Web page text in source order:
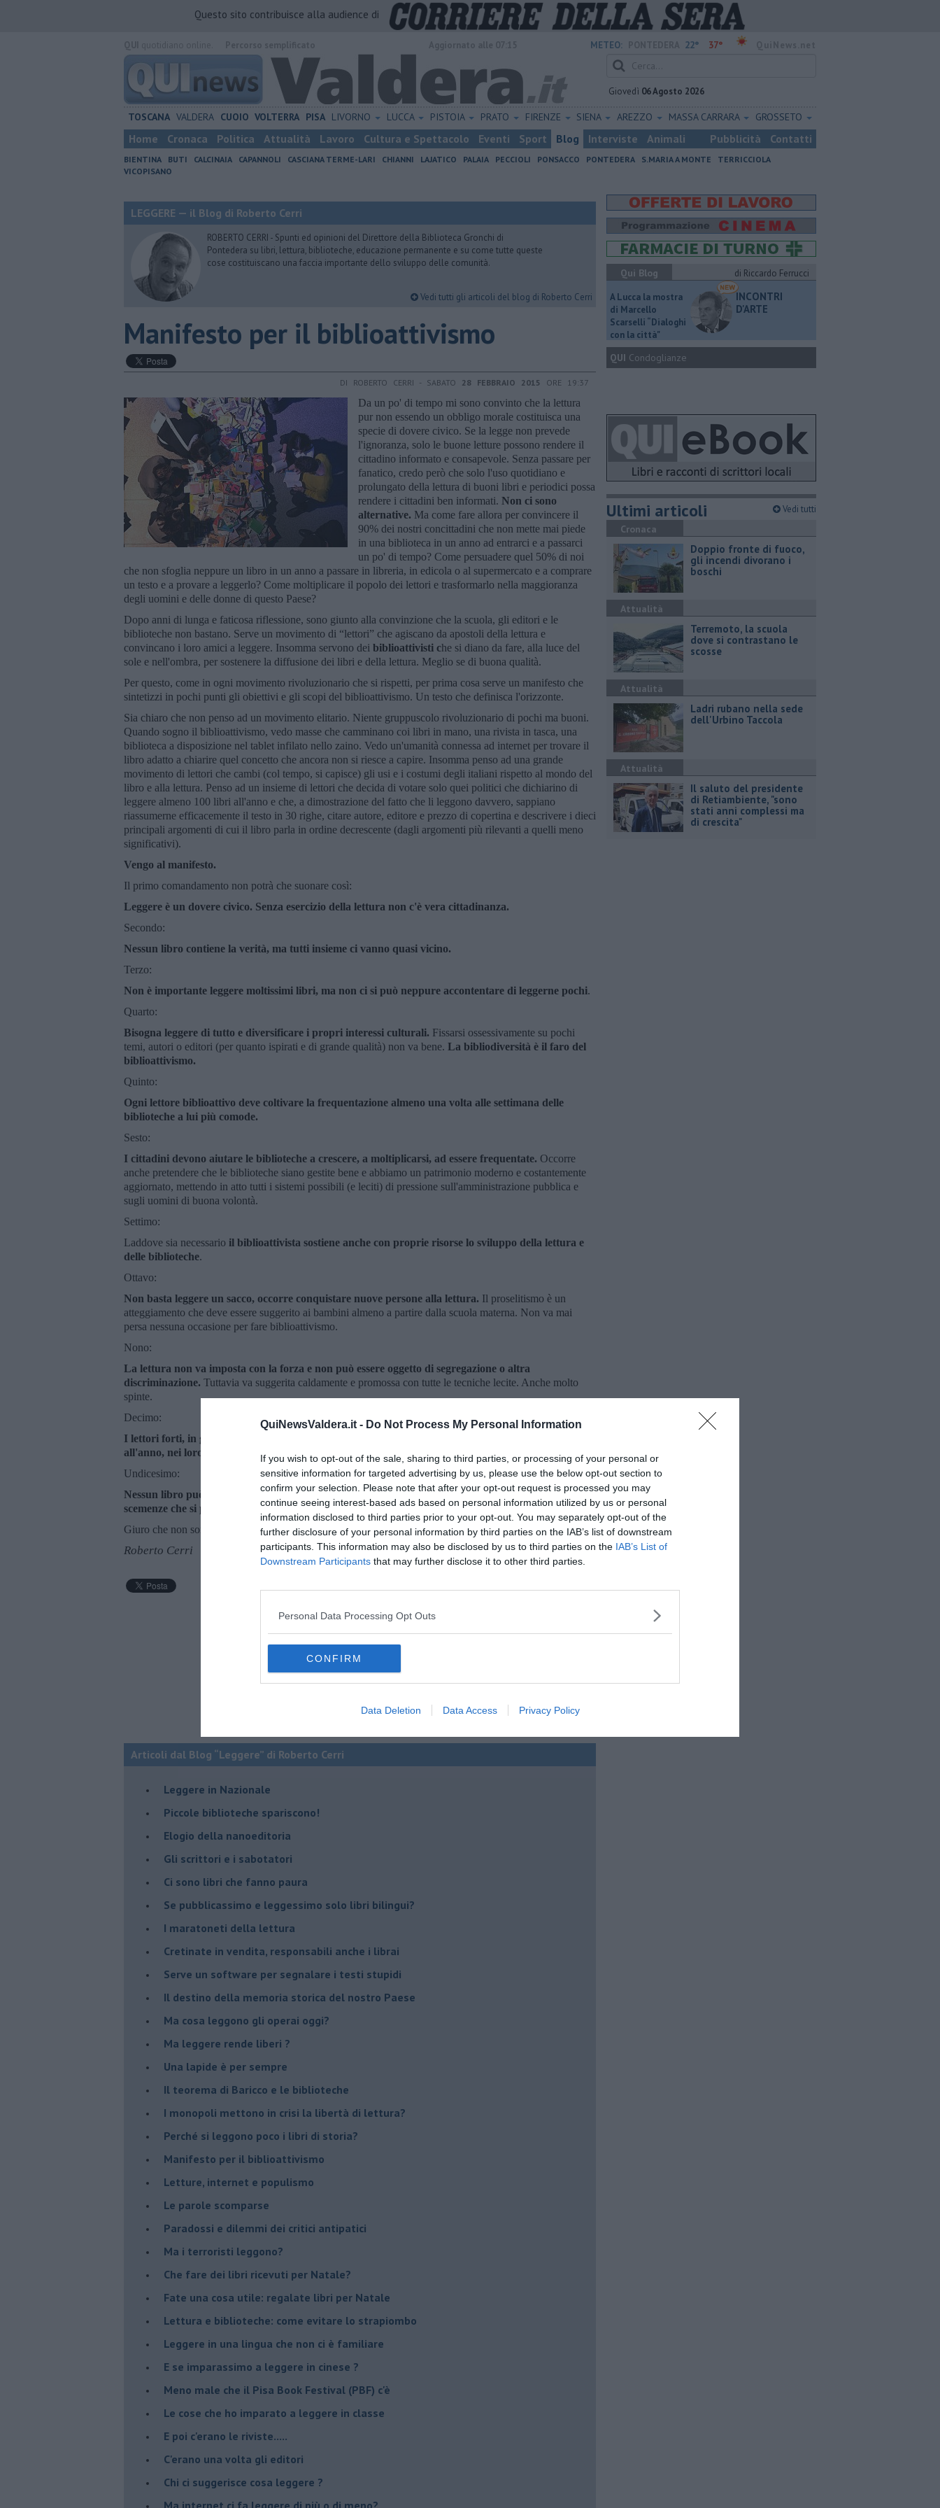
QuiNewsValdera.it - Do Not Process My Personal Information
If you wish to opt-out of the sale, sharing to third parties, or processing of your personal or
sensitive information for targeted advertising by us, please use the below opt-out section to
confirm your selection. Please note that after your opt-out request is processed you may
continue seeing interest-based ads based on personal information utilized by us or personal
information disclosed to third parties prior to your opt-out. You may separately opt-out of the
further disclosure of your personal information by third parties on the IAB’s list of downstream
participants. This information may also be disclosed by us to third parties on the IAB’s List of
Downstream Participants that may further disclose it to other third parties.
Personal Data Processing Opt Outs
CONFIRM
Data Deletion Data Access Privacy Policy
Questo sito contribuisce alla audience di
METEO: 22° 37°
Giovedì 06 Agosto 2026
TOSCANA VALDERA CUOIO VOLTERRA PISA LIVORNO LUCCA PISTOIA PRATO FIRENZE SIENA AREZZO MASSA CARRARA GROSSETO
Home Cronaca Politica Attualità Lavoro Cultura e Spettacolo Eventi Sport Blog Interviste Animali Pubblicità Contatti
BIENTINA BUTI CALCINAIA CAPANNOLI CASCIANA TERME-LARI CHIANNI LAJATICO PALAIA PECCIOLI PONSACCO PONTEDERA S.MARIA A MONTE
TERRICCIOLA
VICOPISANO
LEGGERE — il Blog di Roberto Cerri
ROBERTO CERRI - Spunti ed opinioni del Direttore della Biblioteca Gronchi di
Pontedera su libri, lettura, biblioteche, educazione permanente e su come tutte queste
cose costituiscano una faccia importante dello sviluppo delle comunità.
Vedi tutti gli articoli del blog di Roberto Cerri
​Manifesto per il biblioattivismo
DI ROBERTO CERRI - SABATO 28 FEBBRAIO 2015 ORE 19:37
Da un po' di tempo mi sono convinto che la lettura
pur non essendo un obbligo morale costituisca una
specie di dovere civico. Se la legge non prevede
l'ignoranza, solo le buone letture possono rendere il
cittadino informato e consapevole. Senza passare per
fanatico, credo però che solo l'uso quotidiano e
prolungato della lettura di buoni libri e periodici possa
rendere i cittadini ben informati. Non ci sono
alternative. Ma come fare allora per convincere il
90% dei nostri concittadini che non mette mai piede
in una biblioteca in un anno ad entrarci e a passarci
un po' di tempo? Come persuadere quel 50% di noi
che non sfoglia neppure un libro in un anno a passare in libreria, in edicola o al supermercato e a comprare
un testo e a provare a leggerlo? Come moltiplicare il popolo dei lettori e trasformarlo nella maggioranza
degli uomini e delle donne di questo Paese?
Dopo anni di lunga e faticosa riflessione, sono giunto alla convinzione che la scuola, gli editori e le
biblioteche non bastano. Serve un movimento di “lettori” che agiscano da apostoli della lettura e
convincano i loro amici a leggere. Insomma servono dei biblioattivisti che si diano da fare, alla luce del
sole e nell'ombra, per sostenere la diffusione dei libri e della lettura. Meglio se di buona qualità.
Per questo, come in ogni movimento rivoluzionario che si rispetti, per prima cosa serve un manifesto che
sintetizzi in pochi punti gli obiettivi e gli scopi del biblioattivismo. Un testo che definisca l'orizzonte.
Sia chiaro che non penso ad un movimento elitario. Niente gruppuscolo rivoluzionario di pochi ma buoni.
Quando sogno il biblioattivismo, vedo masse che camminano coi libri in mano, una rivista in tasca, una
biblioteca a disposizione nel tablet infilato nello zaino. Vedo un'umanità connessa ad internet per trovare il
libro adatto a chiarire quel concetto che ancora non si riesce a capire. Insomma penso ad una grande
movimento di lettori che cambi (col tempo, si capisce) gli usi e i costumi degli italiani rispetto al mondo del
libro e alla lettura. Penso ad un insieme di lettori che decida di votare solo quei politici che dichiarino di
leggere almeno 100 libri all'anno e che, a dimostrazione del fatto che li leggono davvero, sappiano
riassumerne efficacemente il testo in 30 righe, citare autore, editore e prezzo di copertina e descrivere i dieci
principali argomenti di cui il libro parla in ordine decrescente (dagli argomenti più rilevanti a quelli meno
significativi).
Vengo al manifesto.
Il primo comandamento non potrà che suonare così:
Leggere è un dovere civico. Senza esercizio della lettura non c'è vera cittadinanza.
Secondo:
Nessun libro contiene la verità, ma tutti insieme ci vanno quasi vicino.
Terzo:
Non è importante leggere moltissimi libri, ma non ci si può neppure accontentare di leggerne pochi.
Quarto:
Bisogna leggere di tutto e diversificare i propri interessi culturali. Fissarsi ossessivamente su pochi
temi, autori o editori (per quanto ispirati e di grande qualità) non va bene. La bibliodiversità è il faro del
biblioattivismo.
Quinto:
Ogni lettore biblioattivo deve coltivare la frequentazione almeno una volta alle settimana delle
biblioteche a lui più comode.
Sesto:
I cittadini devono aiutare le biblioteche a crescere, a moltiplicarsi, ad essere frequentate. Occorre
anche pretendere che le biblioteche siano gestite bene e abbiamo un patrimonio moderno e costantemente
aggiornato, mettendo in atto tutti i sistemi possibili (e leciti) di pressione sull'amministrazione pubblica e
sugli uomini di buona volontà.
Settimo:
Laddove sia necessario il biblioattivista sostiene anche con proprie risorse lo sviluppo della lettura e
delle biblioteche.
Ottavo:
Non basta leggere un sacco, occorre conquistare nuove persone alla lettura. Il proselitismo è un
atteggiamento che deve essere suggerito ai bambini almeno a partire dalla scuola materna. Non va mai
persa nessuna occasione per fare biblioattivismo.
Nono:
La lettura non va imposta con la forza e non può essere oggetto di segregazione o altra
discriminazione. Tuttavia va suggerita caldamente e promossa con tutte le tecniche lecite. Anche molto
spinte.
Decimo:
I lettori forti, in grado di dimostrare in maniera inoppugnabile, di aver letto più di cento libri
all'anno, nei loro ultimi 30 anni, potranno anticipare di un anno l'avvio della pensione.
Undicesimo:
Nessun libro può essere sottoposto a censura, ma non c'è l'obbligo di leggere proprio tutte le
scemenze che si pubblicano.
Giuro che non sono sul libro paga di nessun editore.
Roberto Cerri
Articoli dal Blog “Leggere” di Roberto Cerri
​Leggere in Nazionale
​Piccole biblioteche spariscono!
​Elogio della nanoeditoria
Gli scrittori e i sabotatori
Ci sono libri che fanno paura
Se pubblicassimo e leggessimo solo libri bilingui?
I maratoneti della lettura
Cretinate in vendita, responsabili anche i librai
Serve un software per segnalare i testi stupidi
​Il destino della memoria storica del nostro Paese
Ma cosa leggono gli operai oggi?
Ma leggere rende liberi ?
​Una lapide è per sempre
Il teorema di Baricco e le biblioteche
I monopoli mettono in crisi la libertà di lettura?
​Perché si leggono poco i libri di storia?
​Manifesto per il biblioattivismo
Letture, internet e populismo
​Le parole scomparse
​Paradossi e dilemmi dei critici antipatici
Ma i terroristi leggono?
​Che fare dei libri ricevuti per Natale?
​Fate una cosa utile: regalate libri per Natale
​Lettura e biblioteche: come evitare lo strapiombo
Leggere in una lingua che non ci è familiare
​E se imparassimo a leggere in cinese ?
​Meno male che il Pisa Book Festival (PBF) c'è
​Le cose che ho imparato a leggere in classe
​E poi c'erano le riviste.....
​C'erano una volta gli editori
​Chi ci suggerisce cosa leggere ?
​Ma internet ci fa leggere di più o di meno?
Qui Blog
di Riccardo Ferrucci
A Lucca la mostra
di Marcello
Scarselli “Dialoghi
con la città"
INCONTRI
D'ARTE
QUI Condoglianze
Ultimi articoli Vedi tutti
Cronaca
Doppio fronte di fuoco,
gli incendi divorano i
boschi
Attualità
Terremoto, la scuola
dove si contrastano le
scosse
Attualità
Ladri rubano nella sede
dell'Urbino Taccola
Attualità
Il saluto del presidente
di Retiambiente, "sono
stati anni complessi ma
di crescita"